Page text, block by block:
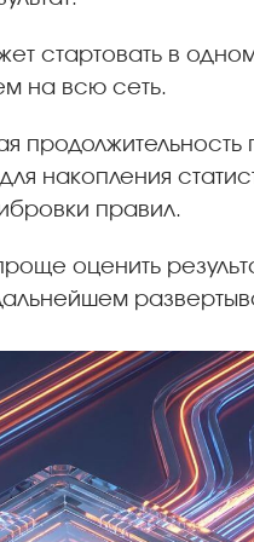
стартовать в
на всю сеть.
продолжительность
накопления
правил.
оценить